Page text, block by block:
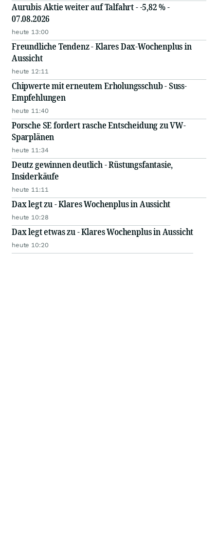
Aurubis Aktie weiter auf Talfahrt - -5,82 % -
07.08.2026
heute 13:00
Freundliche Tendenz - Klares Dax-Wochenplus in
Aussicht
heute 12:11
Chipwerte mit erneutem Erholungsschub - Suss-
Empfehlungen
heute 11:40
Porsche SE fordert rasche Entscheidung zu VW-
Sparplänen
heute 11:34
Deutz gewinnen deutlich - Rüstungsfantasie,
Insiderkäufe
heute 11:11
Dax legt zu - Klares Wochenplus in Aussicht
heute 10:28
Dax legt etwas zu - Klares Wochenplus in Aussicht
heute 10:20